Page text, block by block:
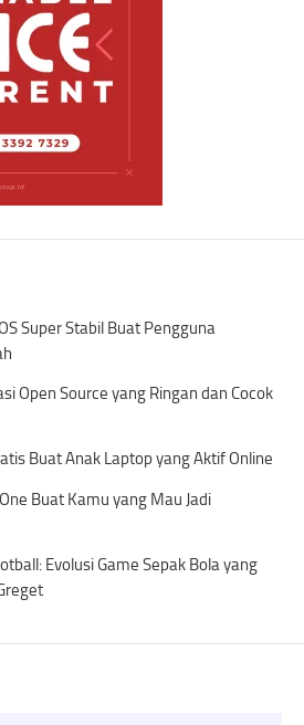
Super Stabil Buat Pengguna
Open Source yang Ringan dan Cocok
Buat Anak Laptop yang Aktif Online
Buat Kamu yang Mau Jadi
Evolusi Game Sepak Bola yang